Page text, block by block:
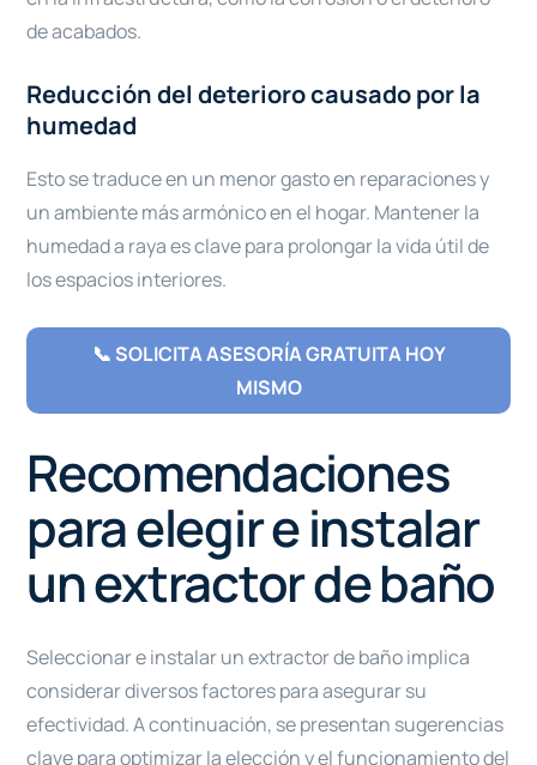
de acabados.
Reducción del deterioro causado por la
humedad
Esto se traduce en un menor gasto en reparaciones y
un ambiente más armónico en el hogar. Mantener la
humedad a raya es clave para prolongar la vida útil de
los espacios interiores.
📞 SOLICITA ASESORÍA GRATUITA HOY
MISMO
Recomendaciones
para elegir e instalar
un extractor de baño
Seleccionar e instalar un extractor de baño implica
considerar diversos factores para asegurar su
efectividad. A continuación, se presentan sugerencias
clave para optimizar la elección y el funcionamiento del